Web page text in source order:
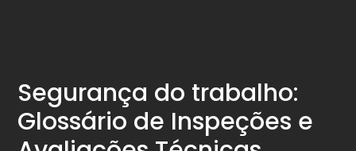
Segurança do trabalho:
Glossário de Inspeções e